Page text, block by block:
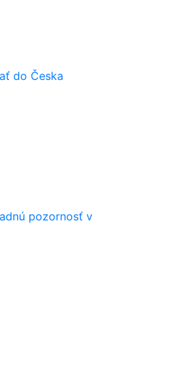
do Česka
pozornosť v